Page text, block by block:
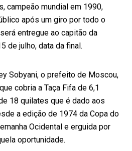
campeão mundial em 1990,
após um giro por todo o
entregue ao capitão da
de julho, data da final.
Sobyani, o prefeito de Moscou,
cobria a Taça Fifa de 6,1
18 quilates que é dado aos
a edição de 1974 da Copa do
Ocidental e erguida por
oportunidade.